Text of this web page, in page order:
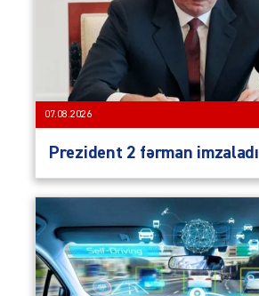
07.08.2026
Prezident 2 fərman imzaladı